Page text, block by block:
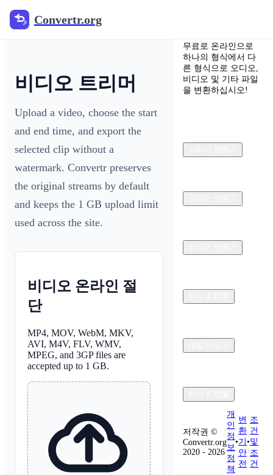
Convertr.org
비디오 트리머
Upload a video, choose the start
and end time, and export the
selected clip without a
watermark. Convertr preserves
the original streams by default
and keeps the 1 GB upload limit
used across the site.
비디오 온라인 절
단
MP4, MOV, WebM, MKV,
AVI, M4V, FLV, WMV,
MPEG, and 3GP files are
accepted up to 1 GB.
무료로 온라인으로
하나의 형식에서 다
른 형식으로 오디오,
비디오 및 기타 파일
을 변환하십시오!
저작권 ©
Convertr.org
2020 - 2026
개
인
정
보
정
책
•
변
환
기
안
전
•
조
건
및
조
건